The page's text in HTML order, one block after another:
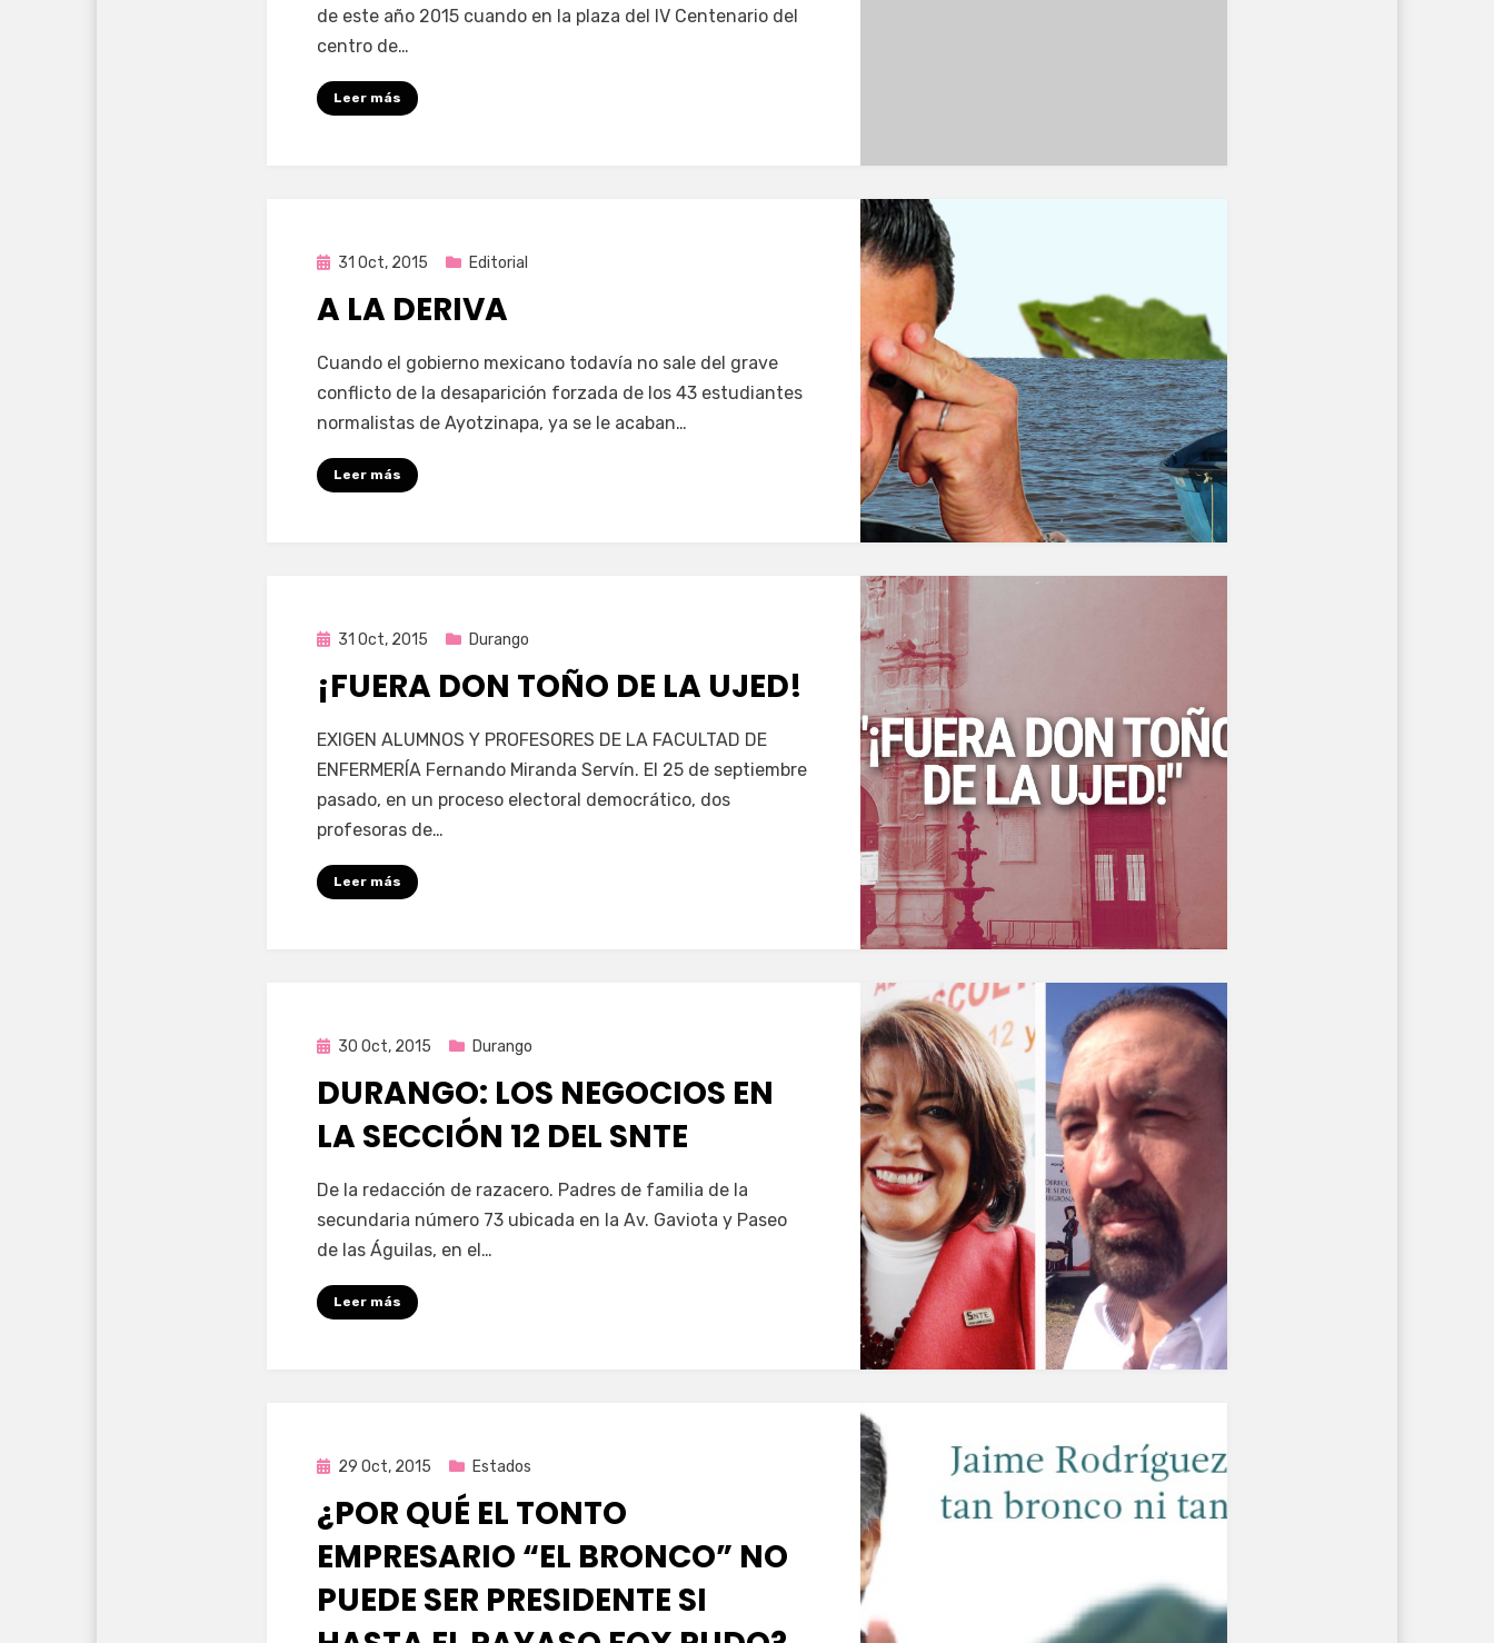
de este año 2015 cuando en la plaza del IV Centenario del
centro de…
Leer más
Publicada
31 Oct, 2015 Editorial
A LA DERIVA
porEnrique
Cuando el gobierno mexicano todavía no sale del grave
conflicto de la desaparición forzada de los 43 estudiantes
normalistas de Ayotzinapa, ya se le acaban…
Leer más
Publicada
31 Oct, 2015 Durango
¡FUERA DON TOÑO DE LA UJED!
porEnrique
EXIGEN ALUMNOS Y PROFESORES DE LA FACULTAD DE
ENFERMERÍA Fernando Miranda Servín. El 25 de septiembre
pasado, en un proceso electoral democrático, dos
profesoras de…
Leer más
Publicada
30 Oct, 2015 Durango
DURANGO: LOS NEGOCIOS EN
LA SECCIÓN 12 DEL SNTE
porEnrique
De la redacción de razacero. Padres de familia de la
secundaria número 73 ubicada en la Av. Gaviota y Paseo
de las Águilas, en el…
Leer más
Publicada
29 Oct, 2015 Estados
¿POR QUÉ EL TONTO
EMPRESARIO “EL BRONCO” NO
PUEDE SER PRESIDENTE SI